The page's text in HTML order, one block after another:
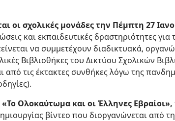
οι σχολικές μονάδες την Πέμπτη 27
και εκπαιδευτικές δραστηριότητες
να συμμετέχουν διαδικτυακά,
Βιβλιοθήκες του Δικτύου Σχολικών
από τις έκτακτες συνθήκες λόγω της
Ολοκαύτωμα και οι Έλληνες Εβραίοι»,
βίντεο που διοργανώνεται από